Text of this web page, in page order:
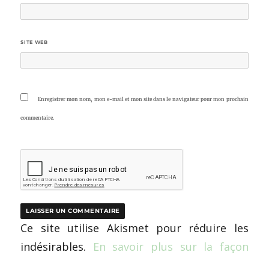
SITE WEB
Enregistrer mon nom, mon e-mail et mon site dans le navigateur pour mon prochain
commentaire.
Ce site utilise Akismet pour réduire les
indésirables. En savoir plus sur la façon